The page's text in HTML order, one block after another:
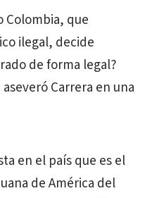
Colombia, que
ilegal, decide
de forma legal?
Carrera en una
en el país que es el
de América del